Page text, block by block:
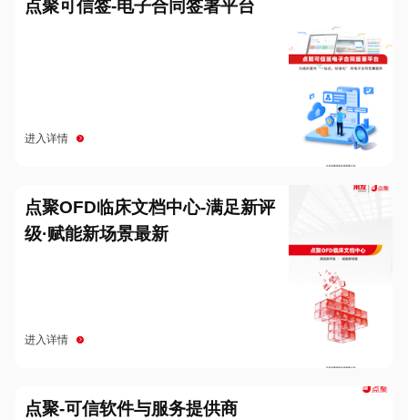
点聚可信签-电子合同签署平台
进入详情
点聚OFD临床文档中心-满足新评
级·赋能新场景最新
进入详情
点聚-可信软件与服务提供商